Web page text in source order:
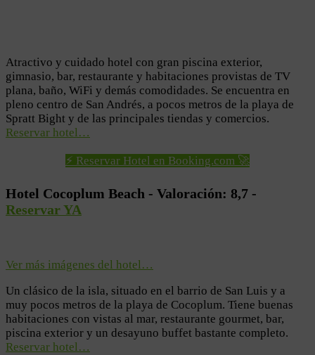
Atractivo y cuidado hotel con gran piscina exterior,
gimnasio, bar, restaurante y habitaciones provistas de TV
plana, baño, WiFi y demás comodidades. Se encuentra en
pleno centro de San Andrés, a pocos metros de la playa de
Spratt Bight y de las principales tiendas y comercios.
Reservar hotel…
⚡ Reservar Hotel en Booking.com 🚀
Hotel Cocoplum Beach - Valoración: 8,7 -
Reservar YA
Ver más imágenes del hotel…
Un clásico de la isla, situado en el barrio de San Luis y a
muy pocos metros de la playa de Cocoplum. Tiene buenas
habitaciones con vistas al mar, restaurante gourmet, bar,
piscina exterior y un desayuno buffet bastante completo.
Reservar hotel…